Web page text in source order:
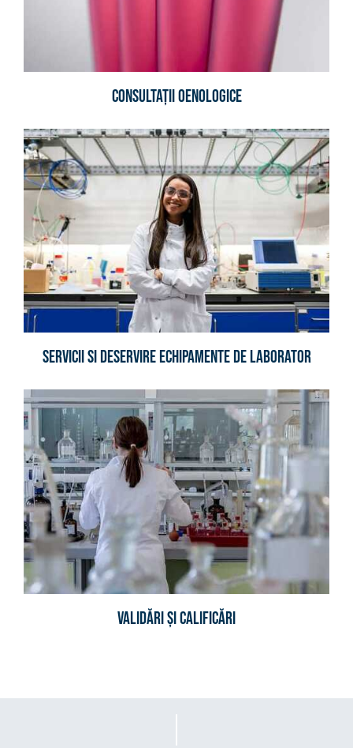
Consultații Oenologice
Servicii si deservire echipamente de laborator
Validări și Calificări